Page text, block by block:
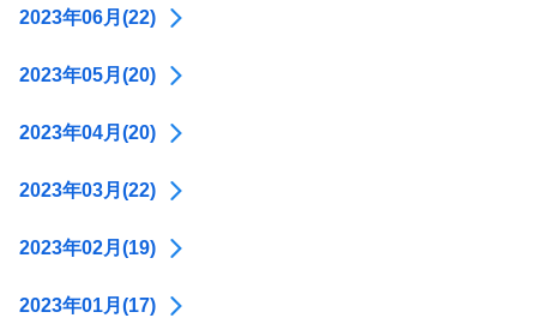
2023年06月(22)
2023年05月(20)
2023年04月(20)
2023年03月(22)
2023年02月(19)
2023年01月(17)